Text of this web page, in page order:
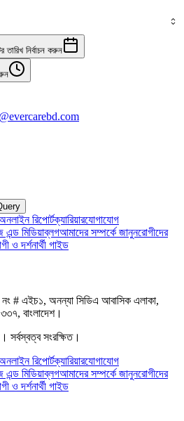
তারিখ নির্বাচন করুন
রিপোর্টক্যারিয়ারযোগাযোগ
এন্ড মিডিয়াব্লগআমাদের সম্পর্কে জানুনরোগীদের
ও দর্শনার্থী গাইড
নং # এইচ১, অনন্যা সিডিএ আবাসিক এলাকা,
বাংলাদেশ।
সর্বস্বত্ব সংরক্ষিত।
রিপোর্টক্যারিয়ারযোগাযোগ
এন্ড মিডিয়াব্লগআমাদের সম্পর্কে জানুনরোগীদের
ও দর্শনার্থী গাইড